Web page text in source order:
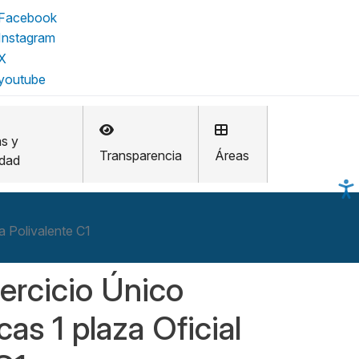
y
Transparencia Áreas
Polivalente C1
Único
1 plaza Oficial